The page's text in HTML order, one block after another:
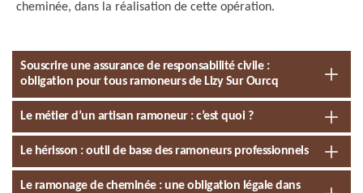
cheminée, dans la réalisation de cette opération.
Souscrire une assurance de responsabilité civile :
obligation pour tous ramoneurs de Lizy Sur Ourcq
Le métier d’un artisan ramoneur : c’est quoi ?
Le hérisson : outil de base des ramoneurs professionnels
Le ramonage de cheminée : une obligation légale dans